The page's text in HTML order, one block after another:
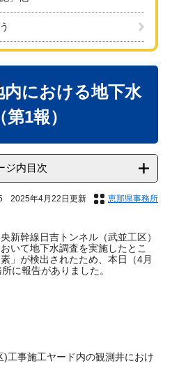
内における地下水
1報）
ジ内目次
2025年4月22日更新 恵那県事務所
新幹線日吉トンネル（武並工区）
いて地下水調査を実施したとこ
」が検出されたため、本日（4月
に報告がありました。
施工ヤード内の観測井におけ